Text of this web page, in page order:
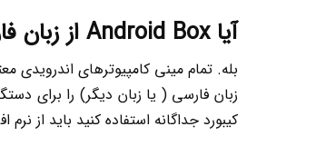
آیا Android Box از زبان فارسی پشتیبانی می کند؟
بله. تمام مینی کامپیوترهای اندرویدی
زبان فارسی ( یا زبان دیگر) را برای
کیبورد جداگانه استفاده کنید باید از نرم